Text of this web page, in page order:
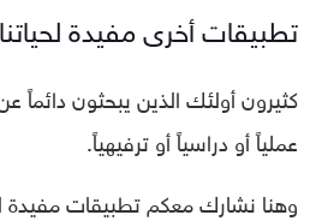
تطبيقات أخرى مفيدة
كثيرون أولئك الذين يبحثون دائماً
عملياً أو دراسياً أو ترفيهياً.
وهنا نشارك معكم تطبيقات مفيدة